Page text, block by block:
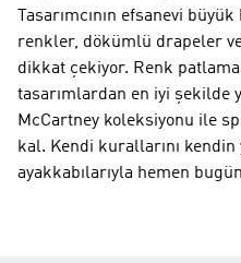
Tasarımcının efsanevi
renkler, dökümlü drapeler ve
dikkat çekiyor. Renk
tasarımlardan en iyi şekilde
McCartney koleksiyonu ile
kal. Kendi kurallarını kendin
ayakkabılarıyla hemen